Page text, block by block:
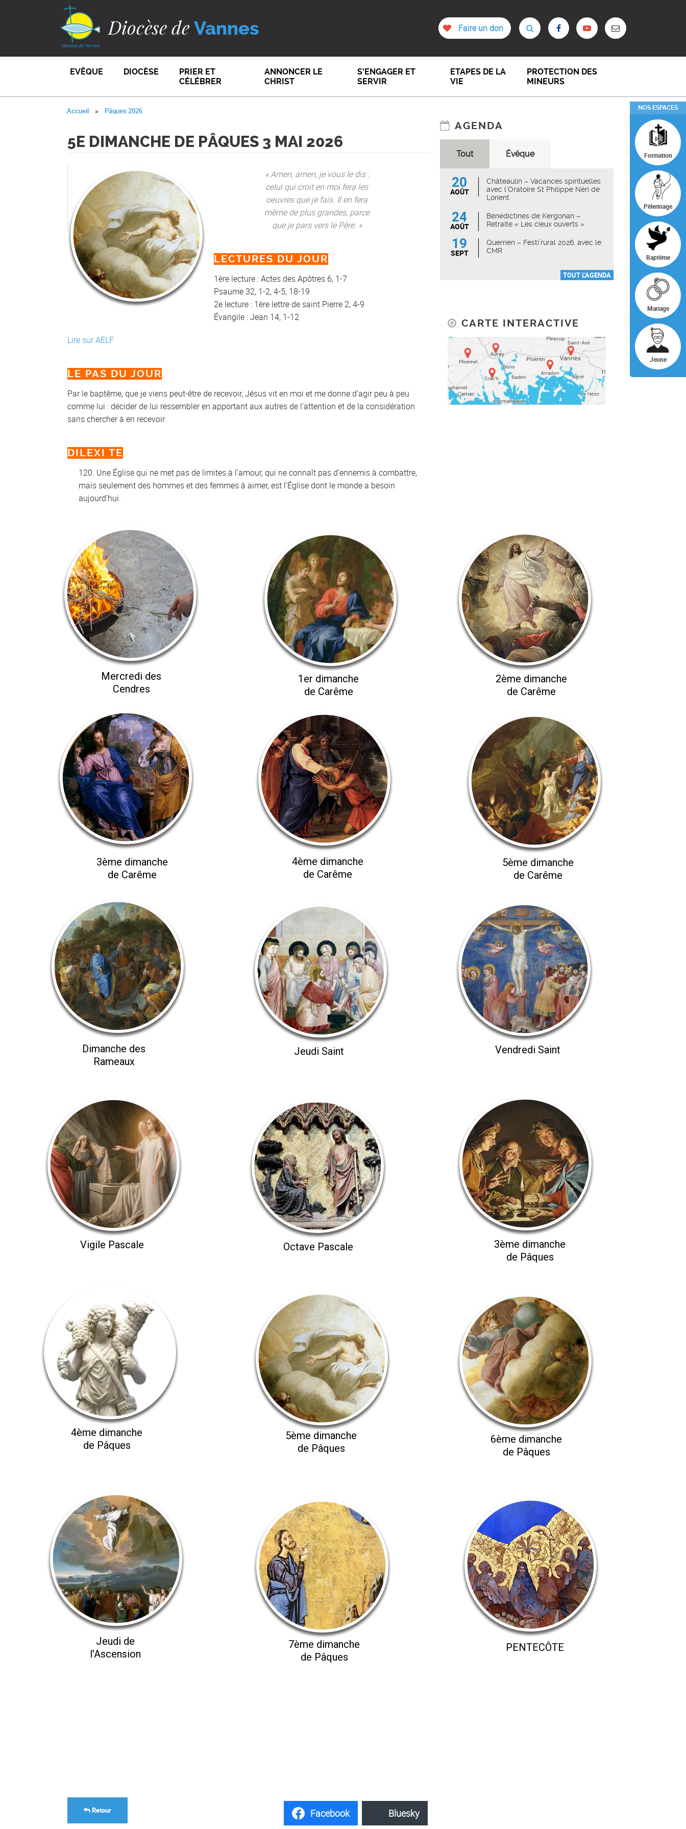
Diocèse de Vannes Faire un don
EVÊQUE DIOCÈSE
PRIER ET
CÉLÉBRER
ANNONCER LE
CHRIST
S’ENGAGER ET
SERVIR
ETAPES DE LA
VIE
PROTECTION DES
MINEURS
NOS ESPACES
Formation
Pèlerinage
Baptême
Mariage
Jeune
Accueil Pâques 2026
5E DIMANCHE DE PÂQUES 3 MAI 2026
« Amen, amen, je vous le dis :
celui qui croit en moi fera les
oeuvres que je fais. Il en fera
même de plus grandes, parce
que je pars vers le Père. »
LECTURES DU JOUR
1ère lecture : Actes des Apôtres 6, 1-7
Psaume 32, 1-2, 4-5, 18-19
2e lecture : 1ère lettre de saint Pierre 2, 4-9
Évangile : Jean 14, 1-12
Lire sur AELF
LE PAS DU JOUR
Par le baptême, que je viens peut-être de recevoir, Jésus vit en moi et me donne d’agir peu à peu
comme lui : décider de lui ressembler en apportant aux autres de l’attention et de la considération
sans chercher à en recevoir.
DILEXI TE
Une Église qui ne met pas de limites à l’amour, qui ne connaît pas d’ennemis à combattre,
mais seulement des hommes et des femmes à aimer, est l’Église dont le monde a besoin
aujourd’hui.
Mercredi des
Cendres
1er dimanche
de Carême
2ème dimanche
de Carême
3ème dimanche
de Carême
4ème dimanche
de Carême
5ème dimanche
de Carême
Dimanche des
Rameaux
Jeudi Saint Vendredi Saint
Vigile Pascale Octave Pascale
3ème dimanche
de Pâques
4ème dimanche
de Pâques
5ème dimanche
de Pâques
6ème dimanche
de Pâques
Jeudi de
l'Ascension
7ème dimanche
de Pâques
PENTECÔTE
Facebook Bluesky
Retour
AGENDA
Tout Évêque
20
AOÛT
Châteaulin – Vacances spirituelles
avec l’Oratoire St Philippe Néri de
Lorient
24
AOÛT
Bénédictines de Kergonan –
Retraite « Les cieux ouverts »
19
SEPT
Querrien – Festi’rural 2026, avec le
CMR
TOUT L'AGENDA
CARTE INTERACTIVE